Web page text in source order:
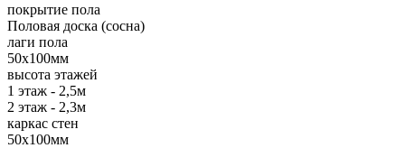
покрытие пола
Половая доска (сосна)
лаги пола
50х100мм
высота этажей
1 этаж - 2,5м
2 этаж - 2,3м
каркас стен
50х100мм